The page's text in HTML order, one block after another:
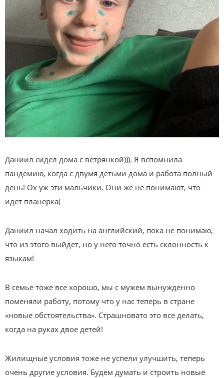
Даниил сидел дома с ветрянкой))). Я вспомнила
пандемию, когда с двумя детьми дома и работа полный
день! Ох уж эти мальчики. Они же не понимают, что
идет планерка(
Даниил начал ходить на английский, пока не понимаю,
что из этого выйдет, но у него точно есть склонность к
языкам!
В семье тоже все хорошо, мы с мужем вынужденно
поменяли работу, потому что у нас теперь в стране
«новые обстоятельства». Страшновато это все делать,
когда на руках двое детей!
Жилищные условия тоже не успели улучшить, теперь
очень другие условия. Будем думать и строить новые